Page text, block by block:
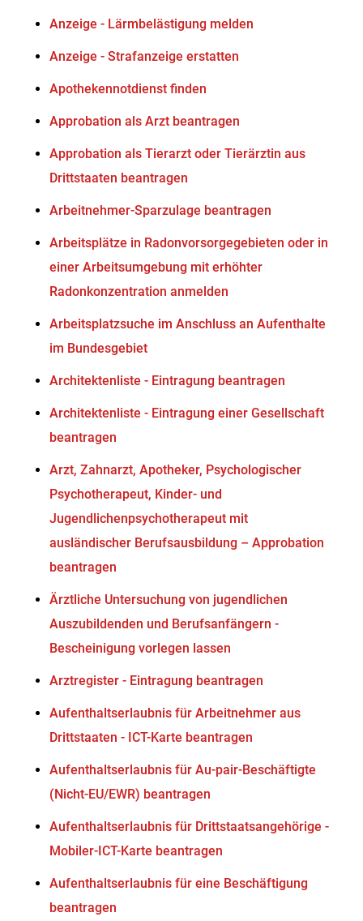
Anzeige - Lärmbelästigung melden
Anzeige - Strafanzeige erstatten
Apothekennotdienst finden
Approbation als Arzt beantragen
Approbation als Tierarzt oder Tierärztin aus
Drittstaaten beantragen
Arbeitnehmer-Sparzulage beantragen
Arbeitsplätze in Radonvorsorgegebieten oder in
einer Arbeitsumgebung mit erhöhter
Radonkonzentration anmelden
Arbeitsplatzsuche im Anschluss an Aufenthalte
im Bundesgebiet
Architektenliste - Eintragung beantragen
Architektenliste - Eintragung einer Gesellschaft
beantragen
Arzt, Zahnarzt, Apotheker, Psychologischer
Psychotherapeut, Kinder- und
Jugendlichenpsychotherapeut mit
ausländischer Berufsausbildung – Approbation
beantragen
Ärztliche Untersuchung von jugendlichen
Auszubildenden und Berufsanfängern -
Bescheinigung vorlegen lassen
Arztregister - Eintragung beantragen
Aufenthaltserlaubnis für Arbeitnehmer aus
Drittstaaten - ICT-Karte beantragen
Aufenthaltserlaubnis für Au-pair-Beschäftigte
(Nicht-EU/EWR) beantragen
Aufenthaltserlaubnis für Drittstaatsangehörige -
Mobiler-ICT-Karte beantragen
Aufenthaltserlaubnis für eine Beschäftigung
beantragen